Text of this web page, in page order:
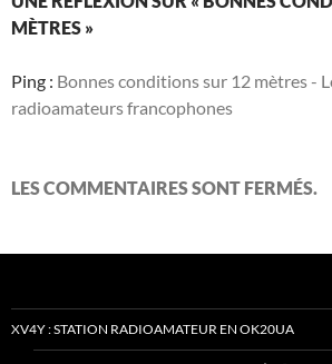
MÈTRES »
Ping : Bonnes conditions sur 12 mètres -
radioamateurs francophones
LES COMMENTAIRES SONT FERMÉS.
XV4Y : STATION RADIOAMATEUR EN OK20UA